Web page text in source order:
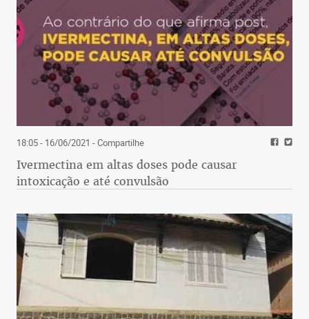
18:05 - 16/06/2021 - Compartilhe
Ivermectina em altas doses pode causar
intoxicação e até convulsão